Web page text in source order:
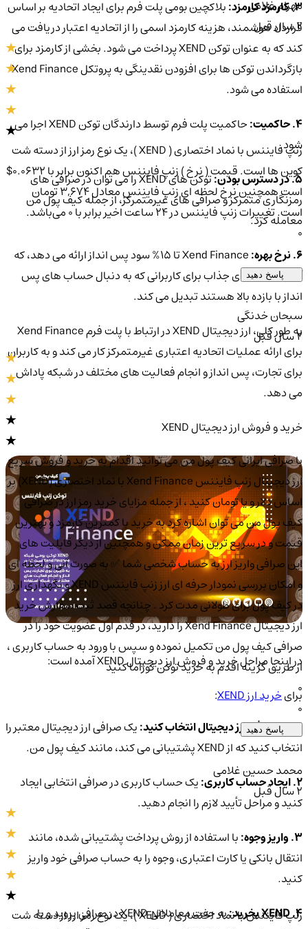
3. کارمزد کارمزد:
بلاکچین بومی پلت فرم برای ایجاد اتحادیه بر اساس
قرارداد هوشمند، هزینه کارمزد اسمی را از اتحادیه اعتبار دریافت می
کند که به عنوان توکن XEND پرداخت می شود. بخشی از کارمزد برای
بازگرداندن توکن ها برای افزودن نقدینگی به پروتکل Xend Finance
استفاده می شود.
4. حاکمیت:
حاکمیت پلت فرم توسط دارندگان توکن XEND اجرا می
شود.
5. در دسترس بودن:
توکن های XEND را می توان در صرافی های
رمزنگاری متمرکز و صرافی های غیرمتمرکز، از جمله کیف پول من
معامله کرد.
6. نرخ بهره:
Xend Finance تا 15% سود پس انداز ارائه می دهد، که
آن را به گزینه ای جذاب برای کاربرانی که به دنبال حساب های پس
انداز با بازده بالا هستند تبدیل می کند.
به طور کلی، ارز دیجیتال XEND در ارتباط با پلت فرم Xend Finance
برای ارائه عملیات اتحادیه اعتباری غیرمتمرکز کار می کند و به کاربران
برای تجارت، پس انداز و انجام فعالیت های مختلف در شبکه پاداش
می دهد.
خرید و فروش ارز دیجیتال XEND
در اینجا مراحل خرید و فروش ارز دیجیتال XEND آمده است:
برایخرید ارز XEND
:
یک صرافی ارز دیجیتال معتبر را
انتخاب کنید که از XEND پشتیبانی می کند، مانند کیف پول من.
2. ایجاد حساب کاربری:
یک حساب کاربری در صرافی انتخابی ایجاد
کنید و مراحل تأیید لازم را انجام دهید.
3. واریز وجوه:
با استفاده از روش پرداخت پشتیبانی شده، مانند
انتقال بانکی یا کارت اعتباری، وجوه را به حساب صرافی خود واریز
کنید.
4. XEND بخرید:
به جفت معاملاتی XEND در صرافی بروید و با
مهرام غلامی
زنپ فایننس با نماد اختصاری ( XEND )، یک نوع رمز ارز از دسته شت
کوین ها است. قیمت ( نرخ ) زنپ فایننس هم اکنون برابر با 0.0632$
است همچنین نرخ لحظه ای زنپ فایننس معادل 3,674 تومان
است. تغییرات زنپ فایننس در ۲۴ ساعت اخیر برابر با 0 می‌باشد.
پاسخ دهید
سبحان خدنگی
با صرافی ایرانی کیف پول من می توانید اقدام به خرید و فروش سریع
ارز دیجیتال زنپ فایننس Xend Finance با نماد اختصاری (XEND) بر
اساس دلار و یا تومان کنید ، از جمله مزایای خرید رمز ارز در صرافی
کیف پول من می توان اشاره کرد به خرید با کمترین کارمزد و بهترین
قیمت و در سریع ترین زمان ممکن و همچنین از دیگر قابلیت های
این صرافی واریز ارز به حساب شخصی شما ✅ به صورت آنی و لحظه ای
و امکان بررسی نمودار حرفه ای ارز زنپ فایننس XEND و نگهداری ارز
در کیف پول برای طولانی مدت کرد . چنانچه قصد ثبت سفارش خرید
ارز دیجیتال Xend Finance را دارید، در قدم اول عضویت خود را در
صرافی کیف پول من تکمیل نموده و سپس با ورود به حساب کاربری ،
از طریق گزینه اقدم به خرید توکن کوزاما کنید
پاسخ دهید
محمد حسین غلامی
زنپ فایننس با نماد اختصاری ( XEND )، یک نوع رمز ارز از دسته شت